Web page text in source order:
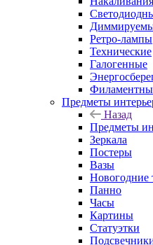
Ретро-лампы
Технические
Галогенные
Предметы
Назад
Предметы
Зеркала
Постеры
Вазы
Новогодние
Панно
Часы
Картины
Статуэтки